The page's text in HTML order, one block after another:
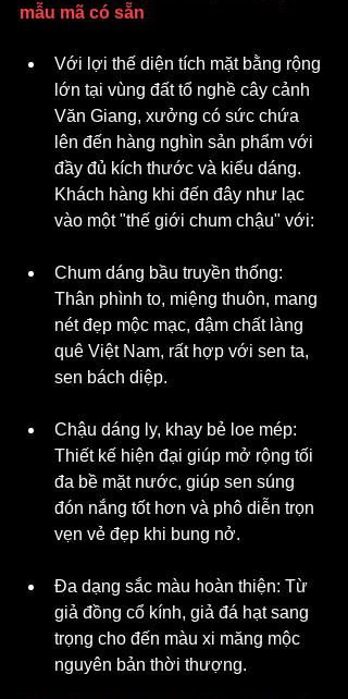
mẫu mã có sẵn
Với lợi thế diện tích mặt bằng rộng
lớn tại vùng đất tổ nghề cây cảnh
Văn Giang, xưởng có sức chứa
lên đến hàng nghìn sản phẩm với
đầy đủ kích thước và kiểu dáng.
Khách hàng khi đến đây như lạc
vào một "thế giới chum chậu" với:
Chum dáng bầu truyền thống:
Thân phình to, miệng thuôn, mang
nét đẹp mộc mạc, đậm chất làng
quê Việt Nam, rất hợp với sen ta,
sen bách diệp.
Chậu dáng ly, khay bẻ loe mép:
Thiết kế hiện đại giúp mở rộng tối
đa bề mặt nước, giúp sen súng
đón nắng tốt hơn và phô diễn trọn
vẹn vẻ đẹp khi bung nở.
Đa dạng sắc màu hoàn thiện: Từ
giả đồng cổ kính, giả đá hạt sang
trọng cho đến màu xi măng mộc
nguyên bản thời thượng.